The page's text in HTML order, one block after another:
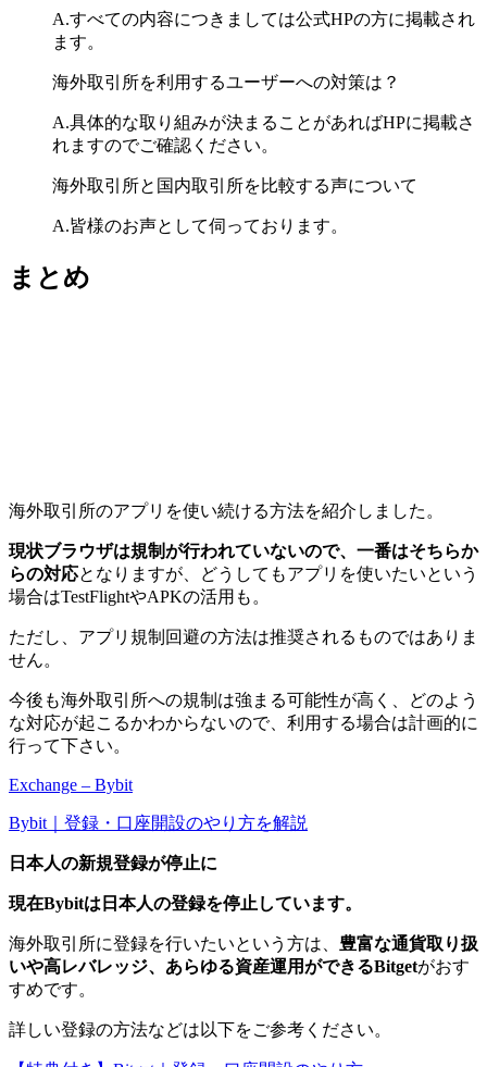
A.すべての内容につきましては公式HPの方に掲載され
ます。
海外取引所を利用するユーザーへの対策は？
A.具体的な取り組みが決まることがあればHPに掲載さ
れますのでご確認ください。
海外取引所と国内取引所を比較する声について
A.皆様のお声として伺っております。
まとめ
海外取引所のアプリを使い続ける方法を紹介しました。
現状ブラウザは規制が行われていないので、一番はそちらか
らの対応となりますが、どうしてもアプリを使いたいという
場合はTestFlightやAPKの活用も。
ただし、アプリ規制回避の方法は推奨されるものではありま
せん。
今後も海外取引所への規制は強まる可能性が高く、どのよう
な対応が起こるかわからないので、利用する場合は計画的に
行って下さい。
Exchange – Bybit
Bybit｜登録・口座開設のやり方を解説
日本人の新規登録が停止に
現在Bybitは日本人の登録を停止しています。
海外取引所に登録を行いたいという方は、 豊富な通貨取り扱
いや高レバレッジ、あらゆる資産運用ができるBitgetがおす
すめです。
詳しい登録の方法などは以下をご参考ください。